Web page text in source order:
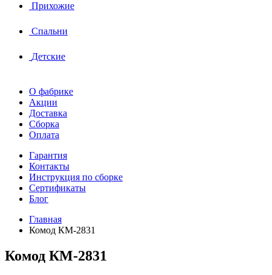
Прихожие
Спальни
Детские
О фабрике
Акции
Доставка
Сборка
Оплата
Гарантия
Контакты
Инструкция по сборке
Сертификаты
Блог
Главная
Комод КМ-2831
Комод КМ-2831